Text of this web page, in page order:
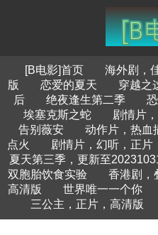
[B电影]首页
海外剧，
版
恋爱的夏天 穿越之
后
绝夜逢生第二季
埃塞克斯之蛇
剧情片
告别薇安
动作片，热血
点火
剧情片，幻听，正片
夏天第三季，更新至
双胞胎饮食实验
香港剧，
高清版
世界唯一一个你
三公主，正片，高清版